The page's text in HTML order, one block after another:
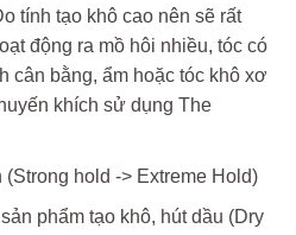
tính tạo khô cao nên sẽ rất
động ra mồ hôi nhiều, tóc có
cân bằng, ẩm hoặc tóc khô xơ
khích sử dụng The
hold -> Extreme Hold)
phẩm tạo khô, hút dầu (Dry